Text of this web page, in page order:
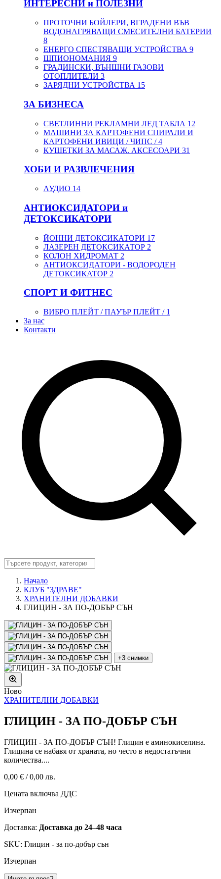
ИНТЕРЕСНИ и ПОЛЕЗНИ
ПРОТОЧНИ БОЙЛЕРИ, ВГРАДЕНИ ВЪВ
ВОДОНАГРЯВАЩИ СМЕСИТЕЛНИ БАТЕРИИ
8
ЕНЕРГО СПЕСТЯВАЩИ УСТРОЙСТВА 9
ШПИОНОМАНИЯ 9
ГРАДИНСКИ, ВЪНШНИ ГАЗОВИ
ОТОПЛИТЕЛИ 3
ЗАРЯДНИ УСТРОЙСТВА 15
ЗА БИЗНЕСА
СВЕТЛИННИ РЕКЛАМНИ ЛЕД ТАБЛА 12
МАШИНИ ЗА КАРТОФЕНИ СПИРАЛИ И
КАРТОФЕНИ ИВИЦИ / ЧИПС /4
КУШЕТКИ ЗА МАСАЖ. АКСЕСОАРИ 31
ХОБИ И РАЗВЛЕЧЕНИЯ
АУДИО 14
АНТИОКСИДАТОРИ и
ДЕТОКСИКАТОРИ
ЙОННИ ДЕТОКСИКАТОРИ 17
ЛАЗЕРЕН ДЕТОКСИКАТОР 2
КОЛОН ХИДРОМАТ 2
АНТИОКСИДАТОРИ - ВОДОРОДЕН
ДЕТОКСИКАТОР 2
СПОРТ И ФИТНЕС
ВИБРО ПЛЕЙТ / ПАУЪР ПЛЕЙТ / 1
За нас
Контакти
Начало
КЛУБ "ЗДРАВЕ"
ХРАНИТЕЛНИ ДОБАВКИ
ГЛИЦИН - ЗА ПО-ДОБЪР СЪН
+3 снимки
Ново
ХРАНИТЕЛНИ ДОБАВКИ
ГЛИЦИН - ЗА ПО-ДОБЪР СЪН
ГЛИЦИН - ЗА ПО-ДОБЪР СЪН! Глицин е аминокиселина.
Глицина се набавя от храната, но често в недостатъчни
количества....
0,00 € / 0,00 лв.
Цената включва ДДС
Изчерпан
Доставка: Доставка до 24–48 часа
SKU: Глицин - за по-добър сън
Изчерпан